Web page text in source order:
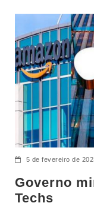
5 de fevereiro de
Governo
Techs